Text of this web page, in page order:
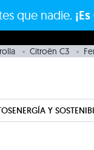
que nadie.
Citroën C3
ENERGÍA Y